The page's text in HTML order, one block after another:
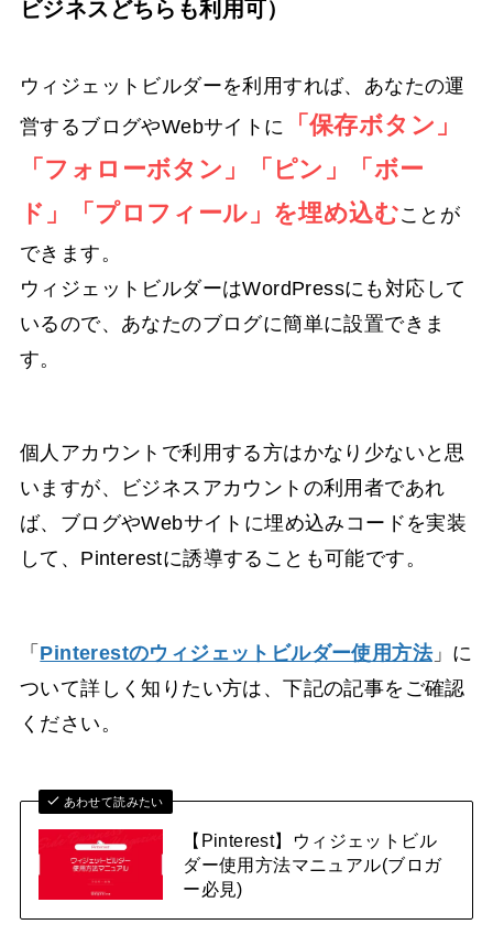
ビジネスどちらも利用可）
ウィジェットビルダーを利用すれば、あなたの運
営するブログやWebサイトに
「保存ボタン」
「フォローボタン」「ピン」「ボー
ド」「プロフィール」を埋め込むことが
できます。
ウィジェットビルダーはWordPressにも対応して
いるので、あなたのブログに簡単に設置できま
す。
個人アカウントで利用する方はかなり少ないと思
いますが、ビジネスアカウントの利用者であれ
ば、ブログやWebサイトに埋め込みコードを実装
して、Pinterestに誘導することも可能です。
「 Pinterestのウィジェットビルダー使用方法」に
ついて詳しく知りたい方は、下記の記事をご確認
ください。
あわせて読みたい
【Pinterest】ウィジェットビル
ダー使用方法マニュアル(ブロガ
ー必見)